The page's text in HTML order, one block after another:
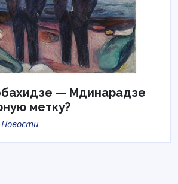
— Мдинарадзе
метку?
Новости